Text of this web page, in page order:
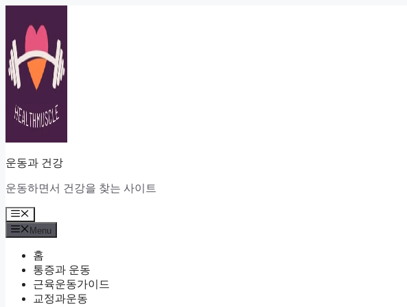
content
운동과 건강
운동하면서 건강을 찾는 사이트
Menu
Menu
홈
통증과 운동
근육운동가이드
교정과운동